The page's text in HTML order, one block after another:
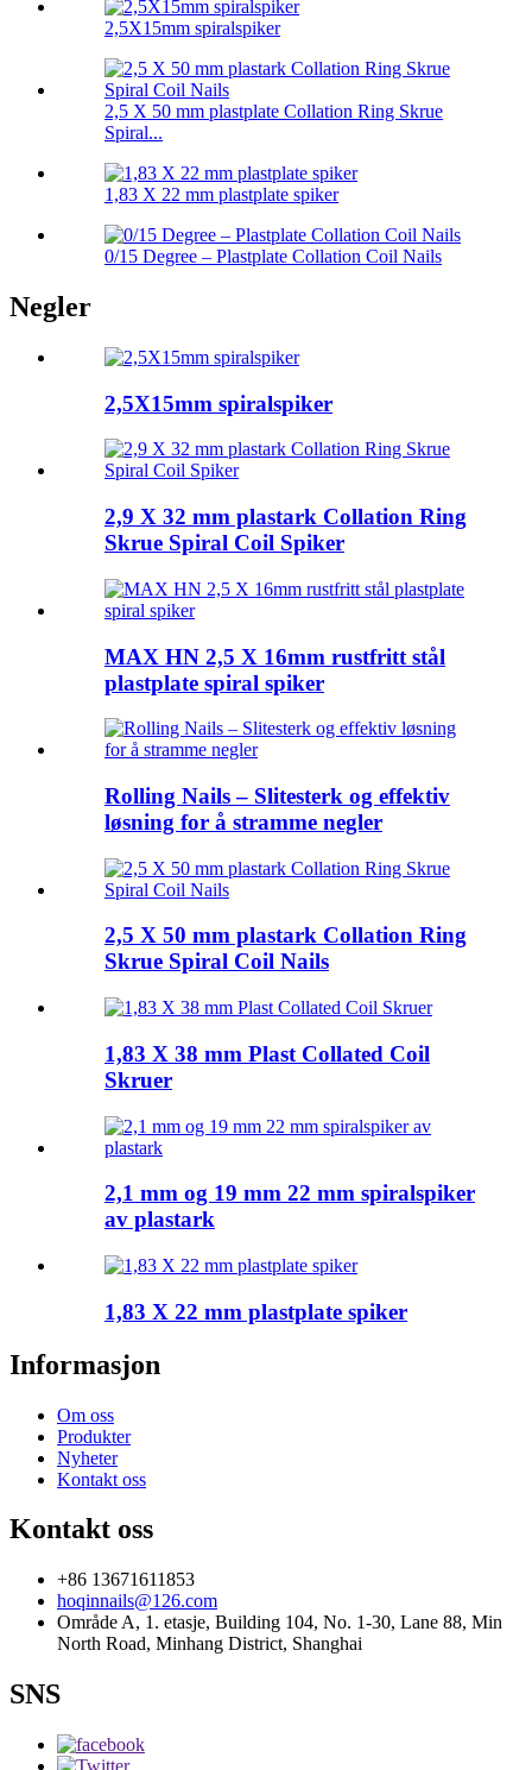
2,5X15mm spiralspiker
2,5 X 50 mm plastplate Collation Ring Skrue
Spiral...
1,83 X 22 mm plastplate spiker
0/15 Degree – Plastplate Collation Coil Nails
Negler
2,5X15mm spiralspiker
2,9 X 32 mm plastark Collation Ring
Skrue Spiral Coil Spiker
MAX HN 2,5 X 16mm rustfritt stål
plastplate spiral spiker
Rolling Nails – Slitesterk og effektiv
løsning for å stramme negler
2,5 X 50 mm plastark Collation Ring
Skrue Spiral Coil Nails
1,83 X 38 mm Plast Collated Coil
Skruer
2,1 mm og 19 mm 22 mm spiralspiker
av plastark
1,83 X 22 mm plastplate spiker
Informasjon
Om oss
Produkter
Nyheter
Kontakt oss
Kontakt oss
+86 13671611853
hoqinnails@126.com
Område A, 1. etasje, Building 104, No. 1-30, Lane 88, Min
North Road, Minhang District, Shanghai
SNS